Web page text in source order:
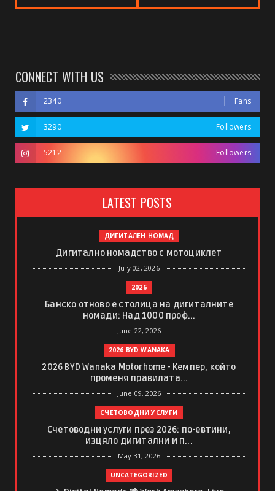
CONNECT WITH US
2340 Fans
3290 Followers
5212 Followers
LATEST POSTS
ДИГИТАЛЕН НОМАД
Дигитално номадство с мотоциклет
July 02, 2026
2026
Банско отново е столица на дигиталните
номади: Над 1000 проф...
June 22, 2026
2026 BYD WANAKA
2026 BYD Wanaka Motorhome - Кемпер, който
променя правилата...
June 09, 2026
СЧЕТОВОДНИ УСЛУГИ
Счетоводни услуги през 2026: по-евтини,
изцяло дигитални и п...
May 31, 2026
UNCATEGORIZED